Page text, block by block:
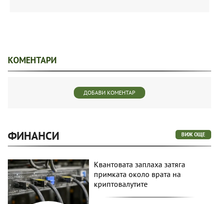
КОМЕНТАРИ
ДОБАВИ КОМЕНТАР
ФИНАНСИ ВИЖ ОЩЕ
Квантовата заплаха затяга
примката около врата на
криптовалутите